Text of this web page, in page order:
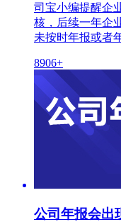
司宝小编提醒企
核，后续一年企
未按时年报或者
8906+
公司年报会出